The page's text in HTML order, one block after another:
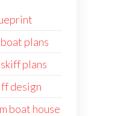
plans
plans
design
boat house